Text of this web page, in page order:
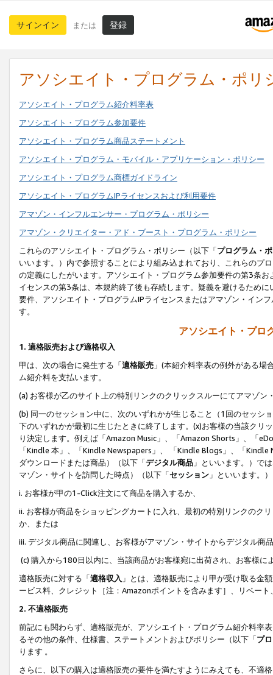
サインイン または 登録
アソシエイト・プログラム・ポリ
アソシエイト・プログラム紹介料率表
アソシエイト・プログラム参加要件
アソシエイト・プログラム商品ステートメント
アソシエイト・プログラム・モバイル・アプリケーション・ポリシー
アソシエイト・プログラム商標ガイドライン
アソシエイト・プログラムIPライセンスおよび利用要件
アマゾン・インフルエンサー・プログラム・ポリシー
アマゾン・クリエイター・アド・ブースト・プログラム・ポリシー
これらのアソシエイト・プログラム・ポリシー（以下「プログラム・
いいます。）内で参照することにより組み込まれており、これらのプ
の定義にしたがいます。アソシエイト・プログラム参加要件の第3条
イセンスの第3条は、本規約終了後も存続します。疑義を避けるため
要件、アソシエイト・プログラムIPライセンスまたはアマゾン・イン
す。
アソシエイト・プロ
1. 適格販売および適格収入
甲は、次の場合に発生する「適格販売 」(本紹介料率表の例外がある
ム紹介料を支払います。
(a) お客様が乙のサイト上の特別リンクのクリックスルーにてアマゾン
(b) 同一のセッション中に、次のいずれかが生じること（1回のセッシ
下のいずれかが最初に生じたときに終了します。(x)お客様の当該ク
り決定します。例えば「Amazon Music」、「Amazon Shorts」、「
「Kindle 本」、「Kindle Newspapers」、 「Kindle Blogs」、「
ダウンロードまたは商品）（以下「デジタル商品 」といいます。）で
マゾン・サイトを訪問した時点）（以下「セッション 」といいます。
i. お客様が甲の1-Click注文にて商品を購入するか、
ii. お客様が商品をショッピングカートに入れ、最初の特別リンクのク
か、または
iii. デジタル商品に関連し、お客様がアマゾン・サイトからデジタル
(c) 購入から180日以内に、当該商品がお客様宛に出荷され、お客様
適格販売に対する「適格収入 」とは、適格販売により甲が受け取る金
ービス料、クレジット［注：Amazonポイントを含みます］、リベー
2. 不適格販売
前記にも関わらず、適格販売が、アソシエイト・プログラム紹介料率
るその他の条件、仕様書、ステートメントおよびポリシー（以下「プ
ります 。
さらに、以下の購入は適格販売の要件を満たすようにみえても、不適